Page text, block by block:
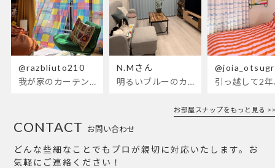
@razbliuto210
我が家のカーテンが新しくなりました🌼早起きが超絶苦手な私が、思わず朝カーテンを開けて光合成するようになったステンドグラスカーテン…！
N.Mさん
明るいブルーのカーテンで、部屋全体が明るく。白を基調とした部屋にぴったりです。
お部屋スナップをもっと見る >>
お問い合わせ
CONTACT
どんな些細なことでもプロが親切に対応いたします。お
気軽にご連絡ください！